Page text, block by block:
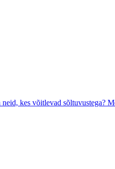
kes võitlevad